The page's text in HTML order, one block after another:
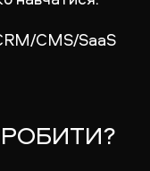
CMS/SaaS